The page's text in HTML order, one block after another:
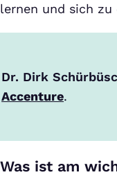
lernen und sich
Dr. Dirk
Accenture.
Was ist am